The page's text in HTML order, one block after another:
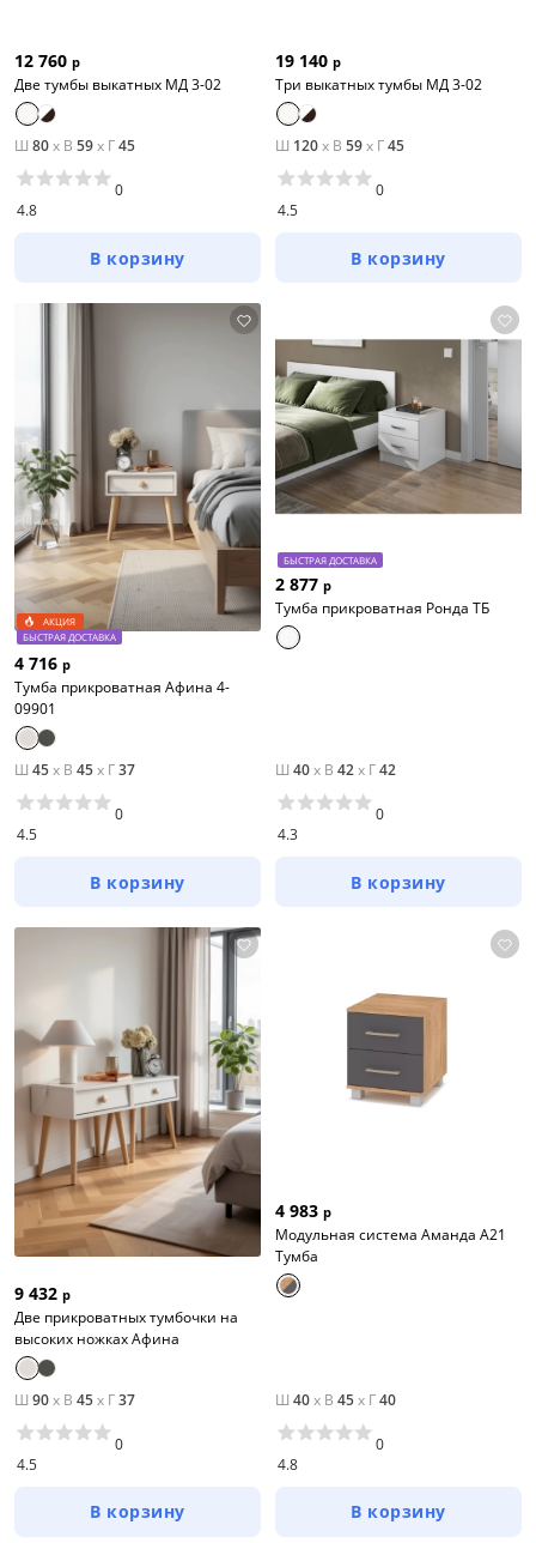
12 760 р
Две тумбы выкатных МД 3-02
Ш 80x В 59x Г45
4.8
0
В корзину
19 140 р
Три выкатных тумбы МД 3-02
Ш 120x В 59x Г45
4.5
0
В корзину
АКЦИЯ
БЫСТРАЯ ДОСТАВКА
4 716 р
Тумба прикроватная Афина 4-
09901
Ш 45x В 45x Г37
4.5
0
В корзину
БЫСТРАЯ ДОСТАВКА
2 877 р
Тумба прикроватная Ронда ТБ
Ш 40x В 42x Г42
4.3
0
В корзину
9 432 р
Две прикроватных тумбочки на
высоких ножках Афина
Ш 90x В 45x Г37
4.5
0
В корзину
4 983 р
Модульная система Аманда А21
Тумба
Ш 40x В 45x Г40
4.8
0
В корзину